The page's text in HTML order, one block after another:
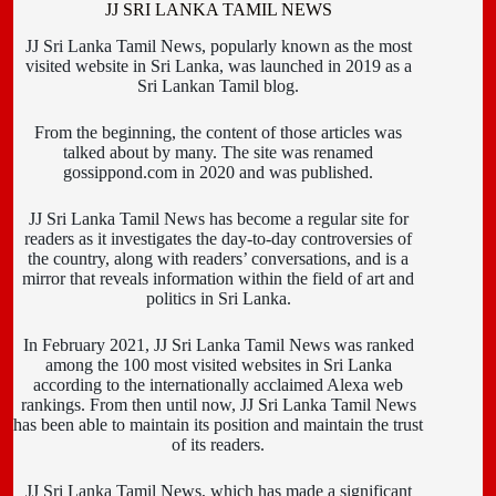
JJ SRI LANKA TAMIL NEWS
JJ Sri Lanka Tamil News, popularly known as the most
visited website in Sri Lanka, was launched in 2019 as a
Sri Lankan Tamil blog.
From the beginning, the content of those articles was
talked about by many. The site was renamed
gossippond.com in 2020 and was published.
JJ Sri Lanka Tamil News has become a regular site for
readers as it investigates the day-to-day controversies of
the country, along with readers’ conversations, and is a
mirror that reveals information within the field of art and
politics in Sri Lanka.
In February 2021, JJ Sri Lanka Tamil News was ranked
among the 100 most visited websites in Sri Lanka
according to the internationally acclaimed Alexa web
rankings. From then until now, JJ Sri Lanka Tamil News
has been able to maintain its position and maintain the trust
of its readers.
JJ Sri Lanka Tamil News, which has made a significant